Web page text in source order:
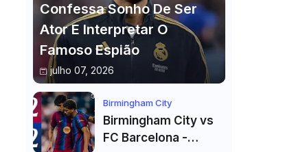
Confessa Sonho De Ser
Ator E Interpretar O
Famoso Espião
julho 07, 2026
Birmingham City
Birmingham City vs
FC Barcelona -